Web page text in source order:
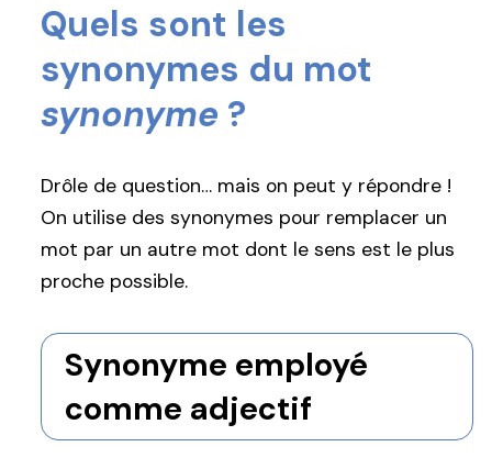
Quels sont les
synonymes du mot
synonyme ?
Drôle de question… mais on peut y répondre !
On utilise des synonymes pour remplacer un
mot par un autre mot dont le sens est le plus
proche possible.
Synonyme employé
comme adjectif